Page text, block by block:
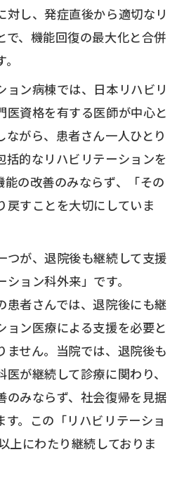
対し、発症直後から適切なリ
で、機能回復の最大化と合併
ョン病棟では、日本リハビリ
医資格を有する医師が中心と
ながら、患者さん一人ひとり
括的なリハビリテーションを
能の改善のみならず、「その
戻すことを大切にしていま
つが、退院後も継続して支援
ョン科外来」です。
患者さんでは、退院後にも継
ョン医療による支援を必要と
ません。当院では、退院後も
が継続して診療に関わり、
のみならず、社会復帰を見据
す。この「リハビリテーショ
上にわたり継続しておりま